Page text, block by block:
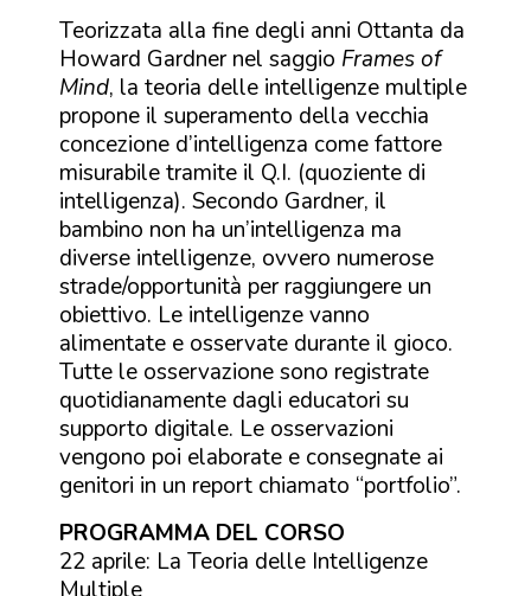
Teorizzata alla fine degli anni Ottanta da
Howard Gardner nel saggio Frames of
Mind, la teoria delle intelligenze multiple
propone il superamento della vecchia
concezione d’intelligenza come fattore
misurabile tramite il Q.I. (quoziente di
intelligenza). Secondo Gardner, il
bambino non ha un’intelligenza ma
diverse intelligenze, ovvero numerose
strade/opportunità per raggiungere un
obiettivo. Le intelligenze vanno
alimentate e osservate durante il gioco.
Tutte le osservazione sono registrate
quotidianamente dagli educatori su
supporto digitale. Le osservazioni
vengono poi elaborate e consegnate ai
genitori in un report chiamato “portfolio”.
PROGRAMMA DEL CORSO
22 aprile: La Teoria delle Intelligenze